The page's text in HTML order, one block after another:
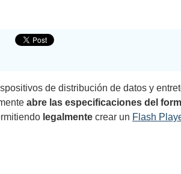
de distribución de datos y
abre las especificaciones del
legalmente crear un Flash